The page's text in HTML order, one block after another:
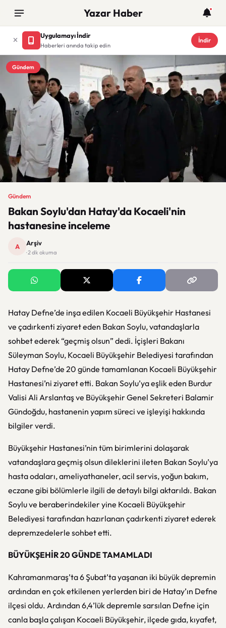
Yazar Haber
Uygulamayı İndir
Haberleri anında takip edin
İndir
Gündem
Gündem
Bakan Soylu'dan Hatay'da Kocaeli'nin
hastanesine inceleme
A Arşiv
· 2 dk okuma
Hatay Defne’de inşa edilen Kocaeli Büyükşehir Hastanesi
ve çadırkenti ziyaret eden Bakan Soylu, vatandaşlarla
sohbet ederek “geçmiş olsun” dedi. İçişleri Bakanı
Süleyman Soylu, Kocaeli Büyükşehir Belediyesi tarafından
Hatay Defne’de 20 günde tamamlanan Kocaeli Büyükşehir
Hastanesi’ni ziyaret etti. Bakan Soylu’ya eşlik eden Burdur
Valisi Ali Arslantaş ve Büyükşehir Genel Sekreteri Balamir
Gündoğdu, hastanenin yapım süreci ve işleyişi hakkında
bilgiler verdi.
Büyükşehir Hastanesi’nin tüm birimlerini dolaşarak
vatandaşlara geçmiş olsun dileklerini ileten Bakan Soylu’ya
hasta odaları, ameliyathaneler, acil servis, yoğun bakım,
eczane gibi bölümlerle ilgili de detaylı bilgi aktarıldı. Bakan
Soylu ve beraberindekiler yine Kocaeli Büyükşehir
Belediyesi tarafından hazırlanan çadırkenti ziyaret ederek
depremzedelerle sohbet etti.
BÜYÜKŞEHİR 20 GÜNDE TAMAMLADI
Kahramanmaraş’ta 6 Şubat’ta yaşanan iki büyük depremin
ardından en çok etkilenen yerlerden biri de Hatay’ın Defne
ilçesi oldu. Ardından 6,4’lük depremle sarsılan Defne için
canla başla çalışan Kocaeli Büyükşehir, ilçede gıda, kıyafet,